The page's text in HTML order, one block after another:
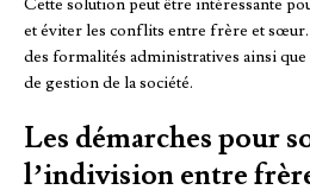
Cette solution peut être intéressante
et éviter les conflits entre frère et
des formalités administratives ainsi
de gestion de la société.
Les démarches pour
l’indivision entre